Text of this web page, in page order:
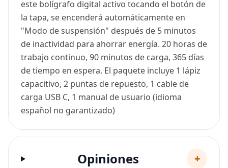
este bolígrafo digital activo tocando el botón de
la tapa, se encenderá automáticamente en
"Modo de suspensión" después de 5 minutos
de inactividad para ahorrar energía. 20 horas de
trabajo continuo, 90 minutos de carga, 365 días
de tiempo en espera. El paquete incluye 1 lápiz
capacitivo, 2 puntas de repuesto, 1 cable de
carga USB C, 1 manual de usuario (idioma
español no garantizado)
Opiniones +